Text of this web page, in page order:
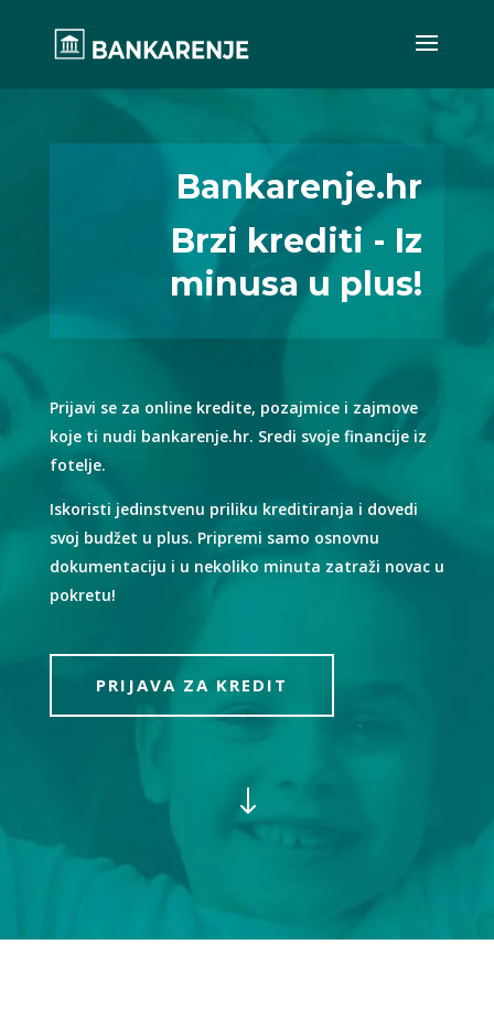
Bankarenje.hr
Brzi krediti - Iz
minusa u plus!
Prijavi se za online kredite, pozajmice i zajmove
koje ti nudi bankarenje.hr. Sredi svoje financije iz
fotelje.
Iskoristi jedinstvenu priliku kreditiranja i dovedi
svoj budžet u plus. Pripremi samo osnovnu
dokumentaciju i u nekoliko minuta zatraži novac u
pokretu!
PRIJAVA ZA KREDIT
"